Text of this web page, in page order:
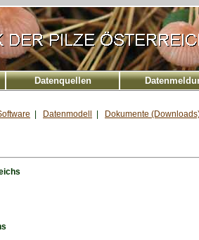
Datenquellen
Datenmodell Dokumente